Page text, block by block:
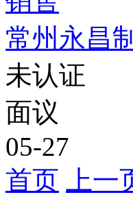
常州永昌
未认证
面议
05-27
首页
上一